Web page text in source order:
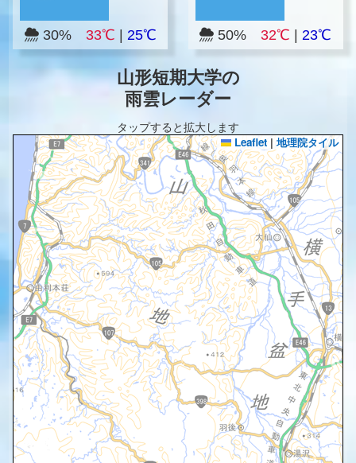
30% 33℃ 25℃ 50%32℃ |23℃
山形短期大学の
雨雲レーダー
タップすると拡大します
Leaflet | 地理院タイル